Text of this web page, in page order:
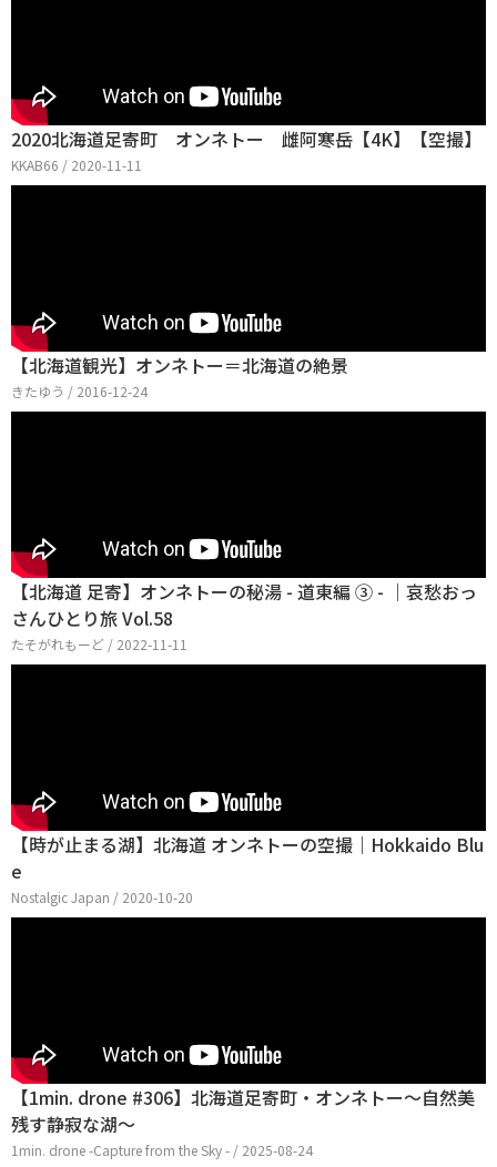
2020北海道足寄町 オンネトー 雌阿寒岳【4K】【空撮】
KKAB66 / 2020-11-11
【北海道観光】オンネトー＝北海道の絶景
きたゆう / 2016-12-24
【北海道 足寄】オンネトーの秘湯 - 道東編 ③ - ｜哀愁おっ
さんひとり旅 Vol.58
たそがれもーど / 2022-11-11
【時が止まる湖】北海道 オンネトーの空撮｜Hokkaido Blu
e
Nostalgic Japan / 2020-10-20
【1min. drone #306】北海道足寄町・オンネトー～自然美
残す静寂な湖～
1min. drone -Capture from the Sky - / 2025-08-24